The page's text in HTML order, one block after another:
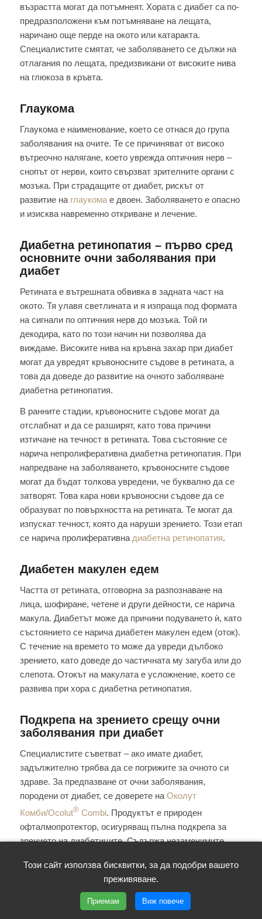
възрастта могат да потъмнеят. Хората с диабет са по-
предразположени към потъмняване на лещата,
наричано още перде на окото или катаракта.
Специалистите смятат, че заболяването се дължи на
отлагания по лещата, предизвикани от високите нива
на глюкоза в кръвта.
Глаукома
Глаукома е наименование, което се отнася до група
заболявания на очите. Те се причиняват от високо
вътреочно налягане, което уврежда оптичния нерв –
снопът от нерви, които свързват зрителните органи с
мозъка. При страдащите от диабет, рискът от
развитие на глаукомае двоен. Заболяването е опасно
и изисква навременно откриване и лечение.
Диабетна ретинопатия – първо сред
основните очни заболявания при
диабет
Ретината е вътрешната обвивка в задната част на
окото. Тя улавя светлината и я изпраща под формата
на сигнали по оптичния нерв до мозъка. Той ги
декодира, като по този начин ни позволява да
виждаме. Високите нива на кръвна захар при диабет
могат да увредят кръвоносните съдове в ретината, а
това да доведе до развитие на очното заболяване
диабетна ретинопатия.
В ранните стадии, кръвоносните съдове могат да
отслабнат и да се разширят, като това причини
изтичане на течност в ретината. Това състояние се
нарича непролиферативна диабетна ретинопатия. При
напредване на заболяването, кръвоносните съдове
могат да бъдат толкова увредени, че буквално да се
затворят. Това кара нови кръвоносни съдове да се
образуват по повърхността на ретината. Те могат да
изпускат течност, която да наруши зрението. Този етап
се нарича пролиферативна диабетна ретинопатия.
Диабетен макулен едем
Частта от ретината, отговорна за разпознаване на
лица, шофиране, четене и други дейности, се нарича
макула. Диабетът може да причини подуването ѝ, като
състоянието се нарича диабетен макулен едем (оток).
С течение на времето то може да увреди дълбоко
зрението, като доведе до частичната му загуба или до
слепота. Отокът на макулата е усложнение, което се
развива при хора с диабетна ретинопатия.
Подкрепа на зрението срещу очни
заболявания при диабет
Специалистите съветват – ако имате диабет,
задължително трябва да се погрижите за очното си
здраве. За предпазване от очни заболявания,
породени от диабет, се доверете на Околут
Комби/Ocolut®Combi. Продуктът е природен
офталмопротектор, осигуряващ пълна подкрепа за
зрението на диабетиците. Съдържа незаменимите
вещества с мощно антиоксидантно действие
астаксантин и проантоцианидин. Защитава ретината и
макулата от увреждане. Има изразен съдово-
протективен ефект – защитава и възстановява
Този сайт използва бисквитки, за да подобри вашето
преживяване.
Приемам Виж повече